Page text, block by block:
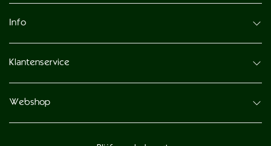
Info
Klantenservice
Webshop